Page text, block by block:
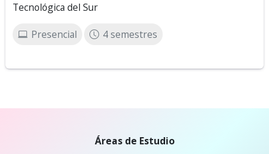
Tecnológica del Sur
Presencial 4 semestres
Áreas de Estudio